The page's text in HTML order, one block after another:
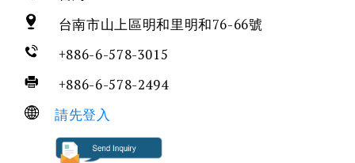
台南市山上區明和里明和76-66號
+886-6-578-3015
+886-6-578-2494
請先登入